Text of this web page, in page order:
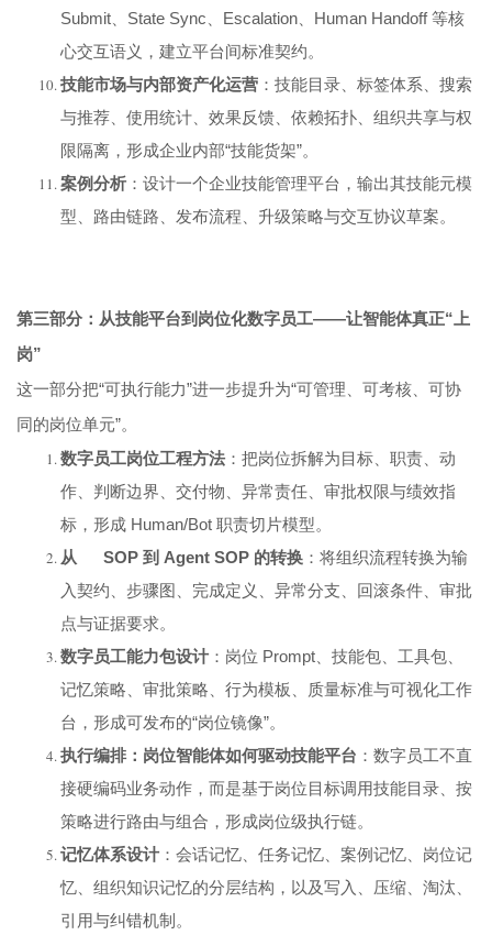
Submit、State Sync、Escalation、Human Handoff 等核
心交互语义，建立平台间标准契约。
技能市场与内部资产化运营 ：技能目录、标签体系、搜索
与推荐、使用统计、效果反馈、依赖拓扑、组织共享与权
限隔离，形成企业内部“技能货架”。
案例分析 ：设计一个企业技能管理平台，输出其技能元模
型、路由链路、发布流程、升级策略与交互协议草案。
第三部分：从技能平台到岗位化数字员工——让智能体真正“上
岗”
这一部分把“可执行能力”进一步提升为“可管理、可考核、可协
同的岗位单元”。
数字员工岗位工程方法 ：把岗位拆解为目标、职责、动
作、判断边界、交付物、异常责任、审批权限与绩效指
标，形成 Human/Bot 职责切片模型。
从 SOP 到 Agent SOP 的转换 ：将组织流程转换为输
入契约、步骤图、完成定义、异常分支、回滚条件、审批
点与证据要求。
数字员工能力包设计 ：岗位 Prompt、技能包、工具包、
记忆策略、审批策略、行为模板、质量标准与可视化工作
台，形成可发布的“岗位镜像”。
执行编排：岗位智能体如何驱动技能平台 ：数字员工不直
接硬编码业务动作，而是基于岗位目标调用技能目录、按
策略进行路由与组合，形成岗位级执行链。
记忆体系设计 ：会话记忆、任务记忆、案例记忆、岗位记
忆、组织知识记忆的分层结构，以及写入、压缩、淘汰、
引用与纠错机制。